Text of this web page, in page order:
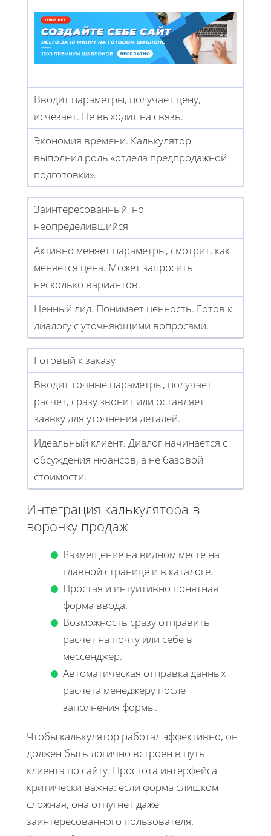
Вводит параметры, получает цену,
исчезает. Не выходит на связь.
Экономия времени. Калькулятор
выполнил роль «отдела предпродажной
подготовки».
Заинтересованный, но
неопределившийся
Активно меняет параметры, смотрит, как
меняется цена. Может запросить
несколько вариантов.
Ценный лид. Понимает ценность. Готов к
диалогу с уточняющими вопросами.
Готовый к заказу
Вводит точные параметры, получает
расчет, сразу звонит или оставляет
заявку для уточнения деталей.
Идеальный клиент. Диалог начинается с
обсуждения нюансов, а не базовой
стоимости.
Интеграция калькулятора в
воронку продаж
Размещение на видном месте на
главной странице и в каталоге.
Простая и интуитивно понятная
форма ввода.
Возможность сразу отправить
расчет на почту или себе в
мессенджер.
Автоматическая отправка данных
расчета менеджеру после
заполнения формы.
Чтобы калькулятор работал эффективно, он
должен быть логично встроен в путь
клиента по сайту. Простота интерфейса
критически важна: если форма слишком
сложная, она отпугнет даже
заинтересованного пользователя.